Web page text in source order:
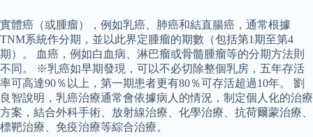
實體癌（或腫瘤），例如乳癌、肺癌和結直腸癌，通常根據
TNM系統作分期，並以此界定腫瘤的期數（包括第1期至第4
期）。 血癌，例如白血病、淋巴瘤或骨髓腫瘤等的分期方法則
不同。 ※乳癌如早期發現，可以不必切除整個乳房，五年存活
率可高達90％以上，第一期患者更有80％可存活超過10年。 劉
良智說明，乳癌治療通常會依據病人的情況，制定個人化的治療
方案，結合外科手術、放射線治療、化學治療、抗荷爾蒙治療、
標靶治療、免疫治療等綜合治療。